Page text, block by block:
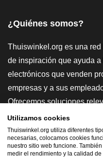
¿Quiénes somos?
Thuiswinkel.org es una
de inspiración que ayuda
electrónicos que venden
empresas y a sus
Ofrecemos soluciones
sellos de confianza,
asesoramiento jurídico,
tenemos nuestra propia
Thuiswinkel e-Academy.
Utilizamos cookies
Thuiswinkel.org utiliza diferentes
necesarias, colocamos cookies
nuestro sitio web funcione.
medir el rendimiento y la calidad